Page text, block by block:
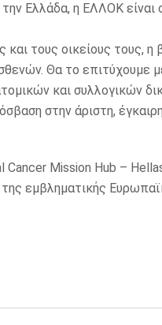
την Ελλάδα, η ΕΛΛΟΚ
και τους οικείους τους,
Θα το επιτύχουμε
και συλλογικών
στην άριστη,
Cancer Mission Hub –
εμβληματικής